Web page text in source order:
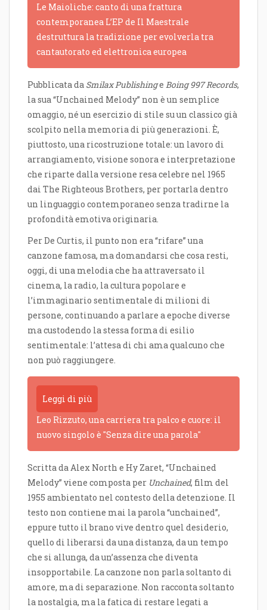
Le Maioliche: canto di una frattura
contemporanea L’EP de Il Maestrale
destruttura la tradizione per evolverla tra
cantautorato ed elettronica europea
Pubblicata da Smilax Publishinge Boing 997 Records,
la sua “Unchained Melody” non è un semplice
omaggio, né un esercizio di stile su un classico già
scolpito nella memoria di più generazioni. È,
piuttosto, una ricostruzione totale: un lavoro di
arrangiamento, visione sonora e interpretazione
che riparte dalla versione resa celebre nel 1965
dai The Righteous Brothers, per portarla dentro
un linguaggio contemporaneo senza tradirne la
profondità emotiva originaria.
Per De Curtis, il punto non era “rifare” una
canzone famosa, ma domandarsi che cosa resti,
oggi, di una melodia che ha attraversato il
cinema, la radio, la cultura popolare e
l’immaginario sentimentale di milioni di
persone, continuando a parlare a epoche diverse
ma custodendo la stessa forma di esilio
sentimentale: l’attesa di chi ama qualcuno che
non può raggiungere.
Leggi di più
Leo Rizzuto, una carriera tra palco e cuore: il
nuovo singolo è "Senza dire una parola"
Scritta da Alex North e Hy Zaret, “Unchained
Melody” viene composta per Unchained, film del
1955 ambientato nel contesto della detenzione. Il
testo non contiene mai la parola “unchained”,
eppure tutto il brano vive dentro quel desiderio,
quello di liberarsi da una distanza, da un tempo
che si allunga, da un’assenza che diventa
insopportabile. La canzone non parla soltanto di
amore, ma di separazione. Non racconta soltanto
la nostalgia, ma la fatica di restare legati a